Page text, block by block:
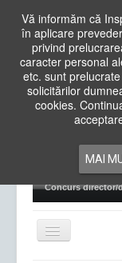
Vă informăm că
în aplicare
privind
caracter personal
etc. sunt
solicitărilor
cookies.
MAI
Cauta
in
siteAcasa
Examene Naționale
Concurs director/
Comută
navigarea